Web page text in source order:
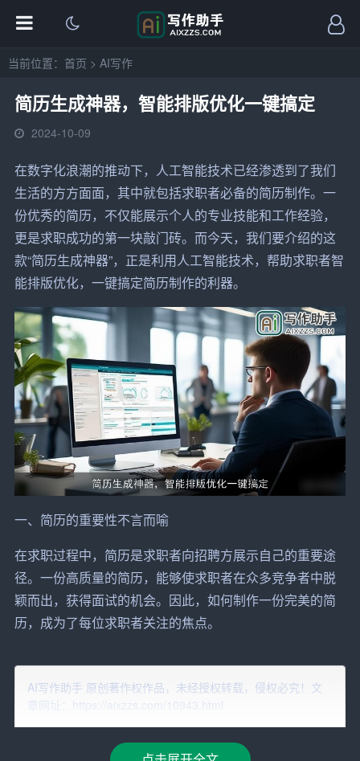
当前位置： 首页 > AI写作
简历生成神器，智能排版优化一键搞定
2024-10-09
在数字化浪潮的推动下，人工智能技术已经渗透到了我们
生活的方方面面，其中就包括求职者必备的简历制作。一
份优秀的简历，不仅能展示个人的专业技能和工作经验，
更是求职成功的第一块敲门砖。而今天，我们要介绍的这
款“简历生成神器”，正是利用人工智能技术，帮助求职者智
能排版优化，一键搞定简历制作的利器。
一、简历的重要性不言而喻
在求职过程中，简历是求职者向招聘方展示自己的重要途
径。一份高质量的简历，能够使求职者在众多竞争者中脱
颖而出，获得面试的机会。因此，如何制作一份完美的简
历，成为了每位求职者关注的焦点。
1. 智能排版
传统的简历制作过程中，排版是一项费时费力的工作。而
这款简历生成神器，通过人工智能技术，能够自动识别
AI写作助手 原创著作权作品，未经授权转载，侵权必究！文
章网址：https://aixzzs.com/10943.html